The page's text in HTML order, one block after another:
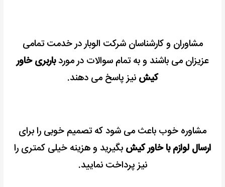
مشاوران و کارشناسان شرکت الوبار در خدمت تمامی
عزیزان می باشند و به تمام سوالات در موردباربری خاور
کیش نیز پاسخ می دهند.
مشاوره خوب باعث می شود که تصمیم خوبی را برای
ارسال لوازم با خاور کیش بگیرید و هزینه خیلی کمتری را
نیز پرداخت نمایید.